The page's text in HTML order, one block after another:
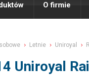
O firmie
Letnie Uniroyal
Uniroyal